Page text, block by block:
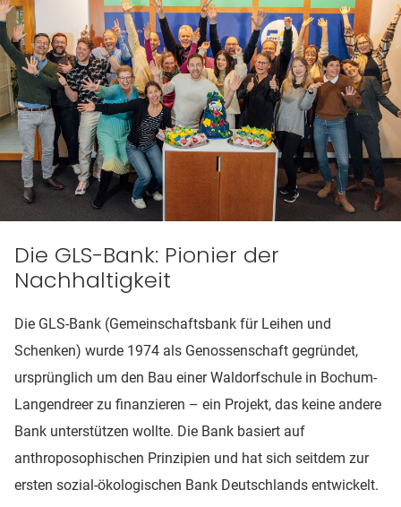
Die GLS-Bank: Pionier der
Nachhaltigkeit
Die GLS-Bank (Gemeinschaftsbank für Leihen und
Schenken) wurde 1974 als Genossenschaft gegründet,
ursprünglich um den Bau einer Waldorfschule in Bochum-
Langendreer zu finanzieren – ein Projekt, das keine andere
Bank unterstützen wollte. Die Bank basiert auf
anthroposophischen Prinzipien und hat sich seitdem zur
ersten sozial-ökologischen Bank Deutschlands entwickelt.